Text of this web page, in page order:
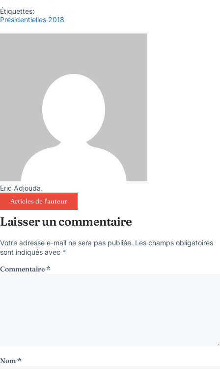
Étiquettes:
Présidentielles 2018
Eric Adjouda.
Articles de l'auteur
Laisser un commentaire
Votre adresse e-mail ne sera pas publiée. Les champs obligatoires
sont indiqués avec *
Commentaire*
Nom*